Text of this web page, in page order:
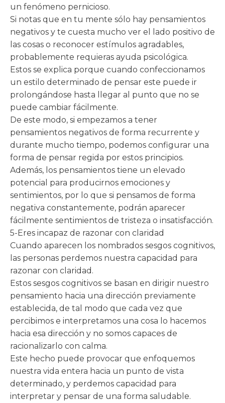
un fenómeno pernicioso.
Si notas que en tu mente sólo hay pensamientos
negativos y te cuesta mucho ver el lado positivo de
las cosas o reconocer estímulos agradables,
probablemente requieras ayuda psicológica.
Estos se explica porque cuando confeccionamos
un estilo determinado de pensar este puede ir
prolongándose hasta llegar al punto que no se
puede cambiar fácilmente.
De este modo, si empezamos a tener
pensamientos negativos de forma recurrente y
durante mucho tiempo, podemos configurar una
forma de pensar regida por estos principios.
Además, los pensamientos tiene un elevado
potencial para producirnos emociones y
sentimientos, por lo que si pensamos de forma
negativa constantemente, podrán aparecer
fácilmente sentimientos de tristeza o insatisfacción.
5-Eres incapaz de razonar con claridad
Cuando aparecen los nombrados sesgos cognitivos,
las personas perdemos nuestra capacidad para
razonar con claridad.
Estos sesgos cognitivos se basan en dirigir nuestro
pensamiento hacia una dirección previamente
establecida, de tal modo que cada vez que
percibimos e interpretamos una cosa lo hacemos
hacia esa dirección y no somos capaces de
racionalizarlo con calma.
Este hecho puede provocar que enfoquemos
nuestra vida entera hacia un punto de vista
determinado, y perdemos capacidad para
interpretar y pensar de una forma saludable.